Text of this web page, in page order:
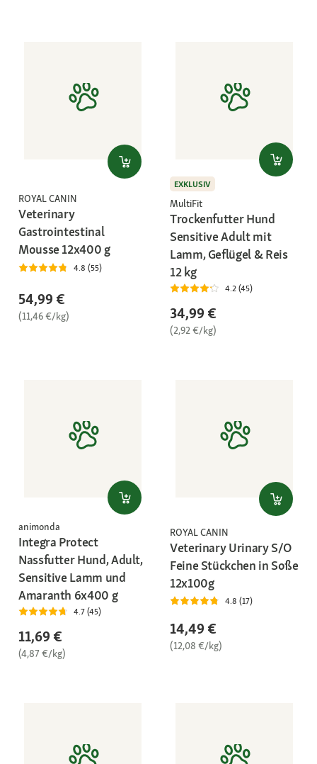
ROYAL CANIN
Veterinary
Gastrointestinal
Mousse 12x400 g
4.8 (55)
54,99 €
(11,46 €/kg)
EXKLUSIV
MultiFit
Trockenfutter Hund
Sensitive Adult mit
Lamm, Geflügel & Reis
12 kg
4.2 (45)
34,99 €
(2,92 €/kg)
animonda
Integra Protect
Nassfutter Hund, Adult,
Sensitive Lamm und
Amaranth 6x400 g
4.7 (45)
11,69 €
(4,87 €/kg)
ROYAL CANIN
Veterinary Urinary S/O
Feine Stückchen in Soße
12x100g
4.8 (17)
14,49 €
(12,08 €/kg)